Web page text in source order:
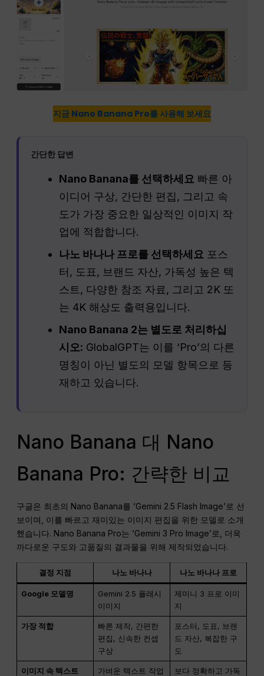
지금 Nano Banana Pro를 사용해 보세요
간단한 답변
Nano Banana를 선택하세요 빠른 아
이디어 구상, 간단한 편집, 그리고 속
도가 가장 중요한 일상적인 이미지 작
업에 적합합니다.
나노 바나나 프로를 선택하세요 포스
터, 도표, 브랜드 자산, 가독성 높은 텍
스트, 다양한 참조 자료, 그리고 2K 또
는 4K 해상도 출력용입니다.
Nano Banana 2는 별도로 처리하십
시오: GlobalGPT는 이를 ‘Pro’의 다른
명칭이 아닌 별도의 모델 항목으로 등
재하고 있습니다.
Nano Banana 대 Nano
Banana Pro: 간략한 비교
구글은 최초의 Nano Banana를 ‘Gemini 2.5 Flash Image’로 선
보이며, 이를 빠르고 재미있는 이미지 편집을 위한 모델로 소개
했습니다. Nano Banana Pro는 ‘Gemini 3 Pro Image’로, 더욱
까다로운 구도와 고품질의 결과물을 위해 제작되었습니다.
결정 지점 나노 바나나 나노 바나나 프로
Google 모델명
Gemini 2.5 플래시
이미지
제미니 3 프로 이미
지
가장 적합
빠른 제작, 간편한
편집, 신속한 컨셉
구상
포스터, 도표, 브랜
드 자산, 복잡한 구
도
이미지 속 텍스트
가벼운 텍스트 작업
보다 정확하고 가독